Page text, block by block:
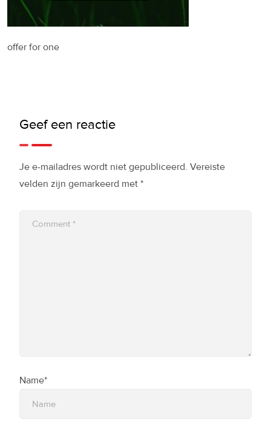
offer for one
Geef een reactie
Je e-mailadres wordt niet gepubliceerd. Vereiste
velden zijn gemarkeerd met *
Name*